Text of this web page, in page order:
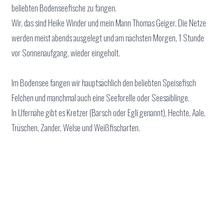
beliebten Bodenseefische zu fangen.
Wir, das sind Heike Winder und mein Mann Thomas Geiger. Die Netze
werden meist abends ausgelegt und am nächsten Morgen, 1 Stunde
vor Sonnenaufgang, wieder eingeholt.
Im Bodensee fangen wir hauptsächlich den beliebten Speisefisch
Felchen und manchmal auch eine Seeforelle oder Seesaiblinge.
In Ufernähe gibt es Kretzer (Barsch oder Egli genannt), Hechte, Aale,
Trüschen, Zander, Welse und Weißfischarten.